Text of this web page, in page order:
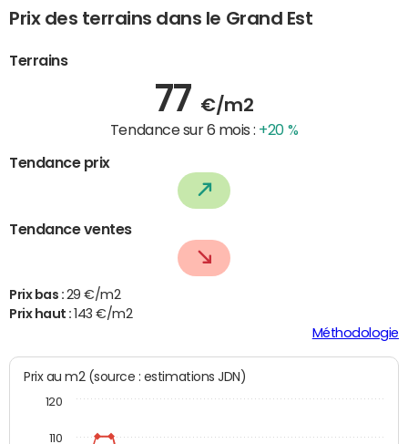
Prix des terrains dans le Grand Est
Terrains
77 €/m2
Tendance sur 6 mois : +20 %
Tendance prix
Tendance ventes
Prix bas : 29 €/m2
Prix haut : 143 €/m2
Méthodologie
Prix au m2 (source : estimations JDN)
110
120